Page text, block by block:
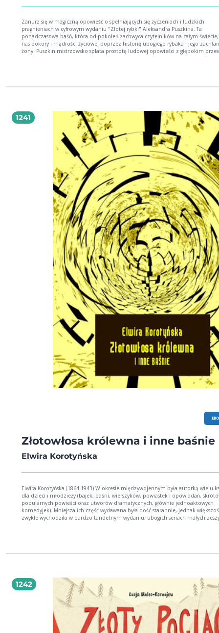
Zanurz się w magiczną opowieść o spełniających się życzeniach i ludzkich
pragnieniach w cyfrowym wydaniu "Złotej rybki" Aleksandra Puszkina. Ta
ponadczasowa baśń, która od pokoleń zachwyca czytelników na całym
nas pokory i mądrości życiowej poprzez historię ubogiego rybaka i jego
żony. Puszkin mistrzowsko splata prostotę ludowej opowieści z głębokim
1241
Złotowłosa królewna i inne baśnie
Elwira Korotyńska
Elwira Korotyńska (1864-1943) W okresie międzywojennym była autorką wielu
dla dzieci i młodzieży (bajek, baśni, wierszyków, powiastek i opowiadań,
popularnych powieści oraz utworów dramatycznych, głównie jednoaktowych
komedyjek). Mniejsza ich część wydawana była dość starannie, jednak
zwykle wychodziła w bardzo tandetnym wydaniu, ubogich seriach małych
jednak dodać, że były one tanie i popularne, zwłaszcza wśród ludzi
Wikipedią). Niniejszy zbiorek zawiera następujące utwory: Złotowłosa
Złotonóżka u Krasnoludków. Złotowłosy chłopiec. Złota Jabłoń i odważny
Złocista Różyczka. Złamany krzak. Zimowy Gość. Zasłużona kara. Zaczarowany
królewicz. Zaginiona Marta. Wyprawa do królewskiego pałacu. Wróbelek i
1242